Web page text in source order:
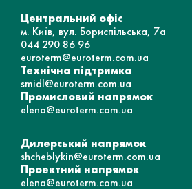
Центральний офіс
м. Київ, вул. Бориспільська, 7а
044 290 86 96
euroterm@euroterm.com.ua
Технічна підтримка
smidl@euroterm.com.ua
Промисловий напрямок
elena@euroterm.com.ua
Дилерський напрямок
shcheblykin@euroterm.com.ua
Проектний напрямок
elena@euroterm.com.ua